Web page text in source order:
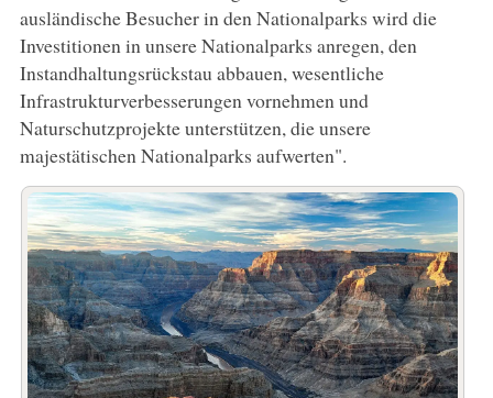
ausländische Besucher in den Nationalparks wird die
Investitionen in unsere Nationalparks anregen, den
Instandhaltungsrückstau abbauen, wesentliche
Infrastrukturverbesserungen vornehmen und
Naturschutzprojekte unterstützen, die unsere
majestätischen Nationalparks aufwerten".